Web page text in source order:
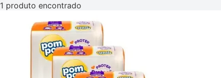
1 produto encontrado